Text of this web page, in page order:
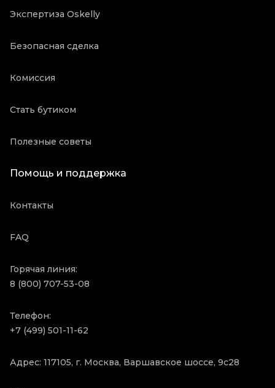
Экспертиза Oskelly
Безопасная сделка
Комиссия
Стать бутиком
Полезные советы
Помощь и поддержка
Контакты
FAQ
Горячая линия:
8 (800) 707-53-08
Телефон:
+7 (499) 501-11-62
Адрес: 117105, г. Москва, Варшавское шоссе, 9с28